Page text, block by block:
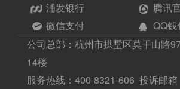
浦发银行
腾讯
微信支付
QQ钱
公司总部：杭州市拱墅区莫干山路
14楼
服务热线：400-8321-606 投诉邮箱